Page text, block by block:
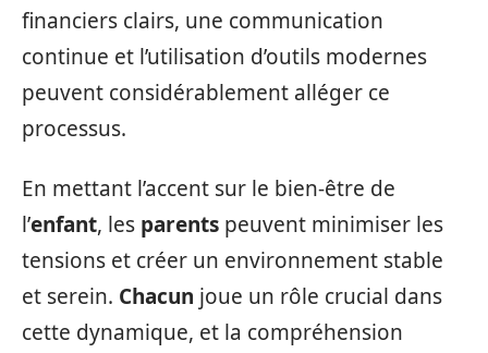
financiers clairs, une communication
continue et l’utilisation d’outils modernes
peuvent considérablement alléger ce
processus.
En mettant l’accent sur le bien-être de
l’enfant, les parents peuvent minimiser les
tensions et créer un environnement stable
et serein. Chacun joue un rôle crucial dans
cette dynamique, et la compréhension